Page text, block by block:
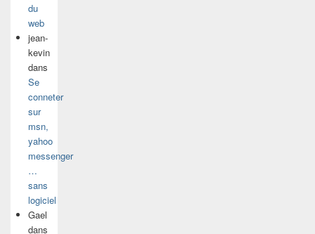
du
web
jean-
kevin
dans
Se
conneter
sur
msn,
yahoo
messenger
…
sans
logiciel
Gael
dans